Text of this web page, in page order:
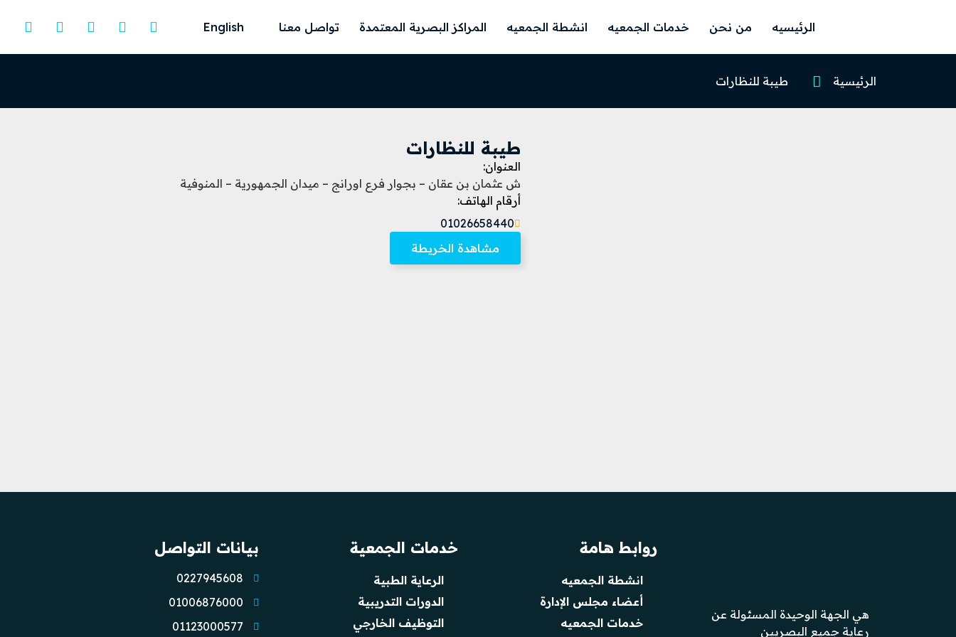
الرئيسيه من نحن خدمات الجمعيه انشطة الجمعيه المراكز البصرية المعتمدة تواصل معنا English
الرئيسية طيبة للنظارات
طيبة للنظارات
العنوان:
ش عثمان بن عقان – بجوار فرع اورانج – ميدان الجمهورية – المنوفية
أرقام الهاتف:
01026658440
مشاهدة الخريطة
هي الجهة الوحيدة المسئولة عن
رعاية جميع البصريين
روابط هامة
انشطة الجمعيه
أعضاء مجلس الإدارة
خدمات الجمعيه
خدمات الجمعية
الرعاية الطبية
الدورات التدريبية
التوظيف الخارجي
بيانات التواصل
0227945608
01006876000
01123000577